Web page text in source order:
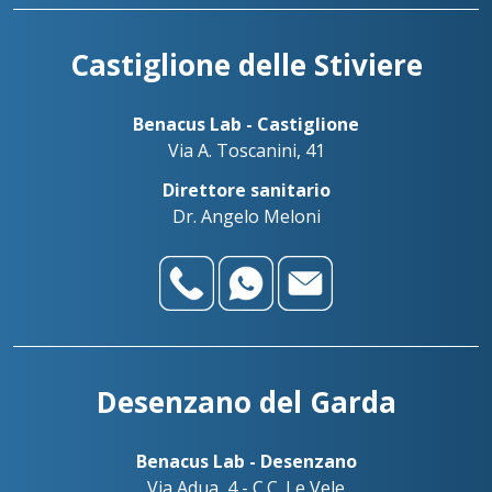
Palazzolo sull’Oglio
palazzolo@benacuslab.com
Benacus Lab - Salò - P. le Martirti della Libertà 13
salo@benacuslab.com
+393783042989
Benadent - Bedizzole - Studio dentistico
+393517517096
Castiglione delle Stiviere
Benacus Lab - Castiglione
Via A. Toscanini, 41
Direttore sanitario
Dr. Angelo Meloni
Desenzano del Garda
Benacus Lab - Desenzano